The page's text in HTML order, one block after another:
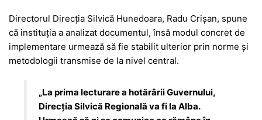
o
k
p
er
e
Directorul Direcția Silvică Hunedoara, Radu Crișan, spune
că instituția a analizat documentul, însă modul concret de
implementare urmează să fie stabilit ulterior prin norme și
metodologii transmise de la nivel central.
„La prima lecturare a hotărârii Guvernului,
Direcția Silvică Regională va fi la Alba.